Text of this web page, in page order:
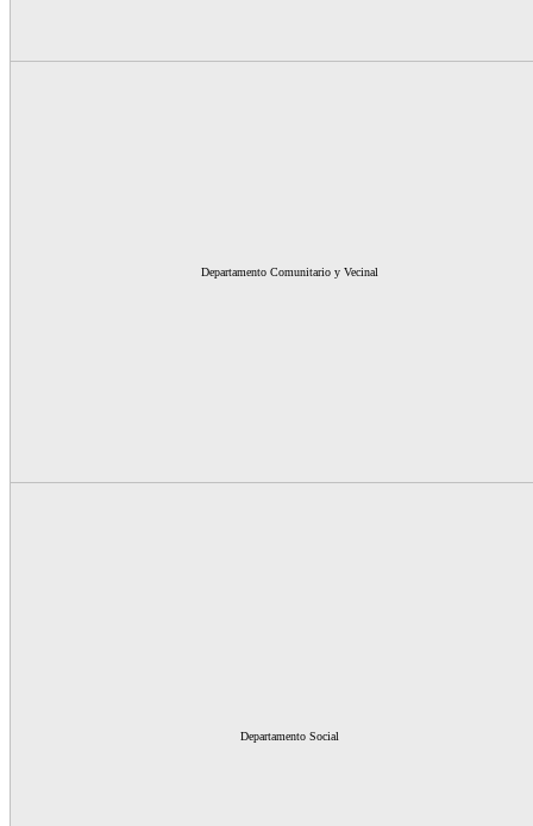
Departamento Comunitario y Vecinal
Departamento Social